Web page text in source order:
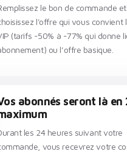
le bon de commande et
l'offre qui vous convient
(tarifs -50% à -77% qui donne
ou l’offre basique.
abonnés seront là en
les 24 heures suivant votre
vous recevrez votre